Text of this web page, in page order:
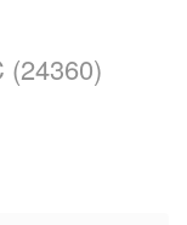
(24360)